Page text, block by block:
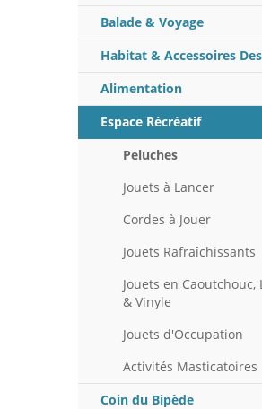
Balade & Voyage
Habitat & Accessoires
Alimentation
Espace Récréatif
Peluches
Jouets à Lancer
Cordes à Jouer
Jouets Rafraîchissants
Jouets en Caoutchouc,
& Vinyle
Jouets d'Occupation
Activités Masticatoires
Coin du Bipède